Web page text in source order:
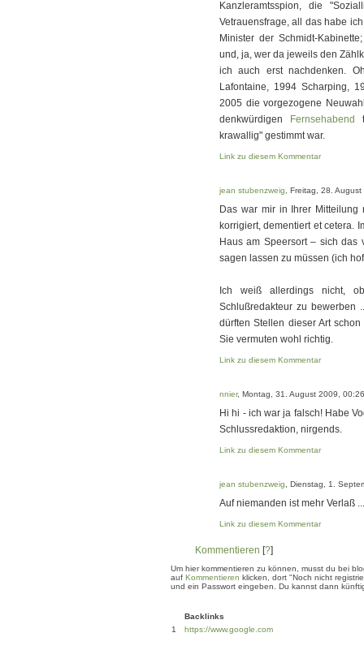
Kanzleramtsspion, die
Vetrauensfrage, all das habe
Minister der Schmidt-
und, ja, wer da jeweils den
ich auch erst nachdenken.
Lafontaine, 1994 Scharping,
2005 die vorgezogene
denkwürdigen
Fernsehabend
krawallig" gestimmt war.
Link zu diesem Kommentar
jean stubenzweig , Freitag, 28.
Das war mir in Ihrer
korrigiert, dementiert et cetera.
Haus am Speersort – sich
sagen lassen zu müssen (ich
Ich weiß allerdings nicht,
Schlußredakteur zu bewerben
dürften Stellen dieser Art
Sie vermuten wohl richtig.
Link zu diesem Kommentar
nnier, Montag, 31. August 2009, 00:26
Hi hi - ich war ja falsch! Habe
Schlussredaktion, nirgends.
Link zu diesem Kommentar
jean stubenzweig , Dienstag, 1.
Auf niemanden ist mehr Verlaß ...
Link zu diesem Kommentar
Kommentieren [?]
Um hier kommentieren zu können, musst du bei
auf Kommentieren klicken, dort "Noch nicht
und ein Passwort eingeben. Du kannst dann
Backlinks
1
https://www.google.com